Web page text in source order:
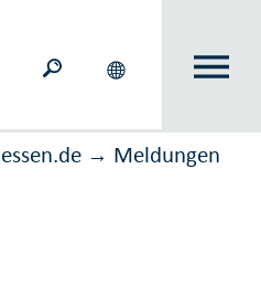
essen.de → Meldungen